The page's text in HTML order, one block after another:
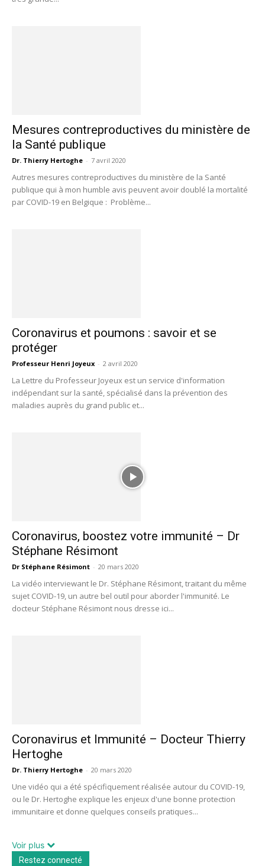
Mesures contreproductives du ministère de
la Santé publique
Dr. Thierry Hertoghe - 7 avril 2020
Autres mesures contreproductives du ministère de la Santé
publique qui à mon humble avis peuvent avoir doublé la mortalité
par COVID-19 en Belgique : Problème...
Coronavirus et poumons : savoir et se
protéger
Professeur Henri Joyeux - 2 avril 2020
La Lettre du Professeur Joyeux est un service d'information
indépendant sur la santé, spécialisé dans la prévention des
maladies auprès du grand public et...
Coronavirus, boostez votre immunité – Dr
Stéphane Résimont
Dr Stéphane Résimont - 20 mars 2020
La vidéo interviewant le Dr. Stéphane Résimont, traitant du même
sujet COVID-19, un autre bel outil pour aborder l'immunité. Le
docteur Stéphane Résimont nous dresse ici...
Coronavirus et Immunité – Docteur Thierry
Hertoghe
Dr. Thierry Hertoghe - 20 mars 2020
Une vidéo qui a été spécifiquement réalisée autour du COVID-19,
ou le Dr. Hertoghe explique les enjeux d'une bonne protection
immunitaire et donne quelques conseils pratiques...
Voir plus
Restez connecté